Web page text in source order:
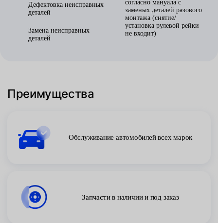
Дефектовка неисправных
деталей
Замена неисправных
деталей
согласно мануала с
заменых деталей разового
монтажа (снятие/
установка рулевой рейки
не входит)
Преимущества
Обслуживание автомобилей всех марок
Запчасти в наличии и под заказ